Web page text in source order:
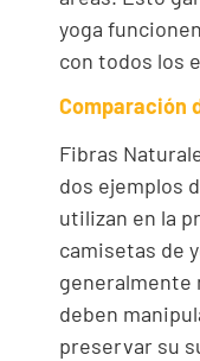
yoga
con todos los
Comparación
Fibras
dos ejemplos
utilizan en la
camisetas de
generalmente
deben
preservar su